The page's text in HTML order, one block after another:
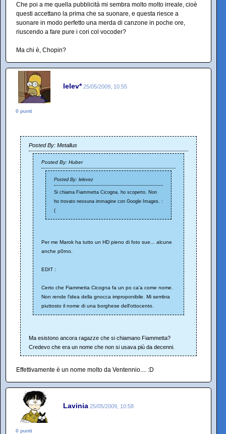
Che poi a me quella pubblicità mi sembra molto molto irreale, cioè
questi accettano la prima che sa suonare, e questa riesce a
suonare in modo perfetto una merda di canzone in poche ore,
riuscendo a fare pure i cori col vocoder?
Ma chi è, Chopin?
lelev* 25/05/2009, 10:55
0 punti
Posted By: Metallus
Posted By: Huber
Posted By: lelevez
Si chiama Fiammetta Cicogna, ho scoperto. Non
ho trovato nessuna immagine con Google Images. :
(
Per me Marok ha tutto un HD pieno di foto sue... alcune
anche p0rno.
EDIT :
Certo che Fiammetta Cicogna fa un po ca'a come nome.
Non rende l'idea della gnocca improponibile. Mi sembra
piuttosto il nome di una borghese dell'ottocento.
Ma esistono ancora ragazze che si chiamano Fiammetta?
Credevo che era un nome che non si usava più da decenni.
Effettivamente è un nome molto da Ventennio.... :D
Lavinia 25/05/2009, 10:58
0 punti